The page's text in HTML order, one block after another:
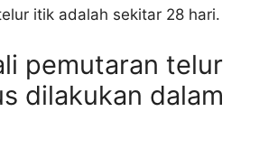
itik adalah sekitar 28 hari.
pemutaran telur
dilakukan dalam